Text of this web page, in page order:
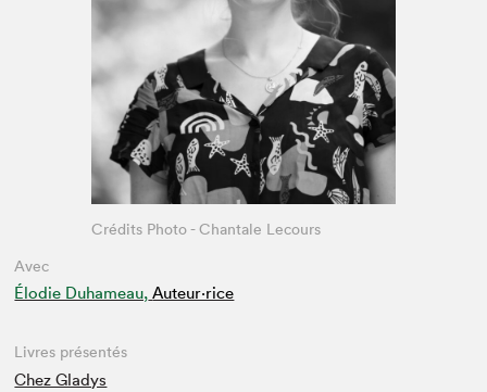
Avec
Élodie Duhameau, Auteur·rice
Crédits Photo - Chantale Lecours
Livres présentés
Chez Gladys